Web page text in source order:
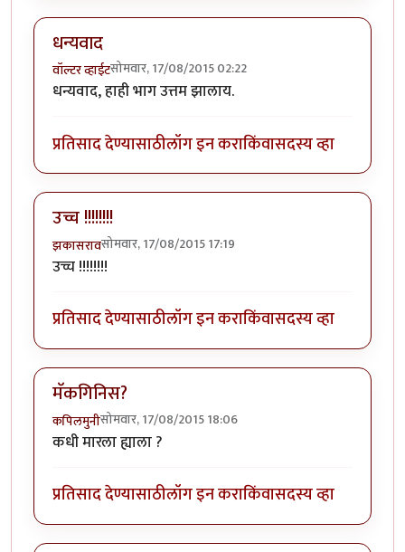
धन्यवाद
वॉल्टर व्हाईटसोमवार, 17/08/2015 02:22
धन्यवाद, हाही भाग उत्तम झालाय.
प्रतिसाद देण्यासाठीलॉग इन कराकिंवासदस्य व्हा
उच्च !!!!!!!!
झकासरावसोमवार, 17/08/2015 17:19
उच्च !!!!!!!!
प्रतिसाद देण्यासाठीलॉग इन कराकिंवासदस्य व्हा
मॅकगिनिस?
कपिलमुनीसोमवार, 17/08/2015 18:06
कधी मारला ह्याला ?
प्रतिसाद देण्यासाठीलॉग इन कराकिंवासदस्य व्हा